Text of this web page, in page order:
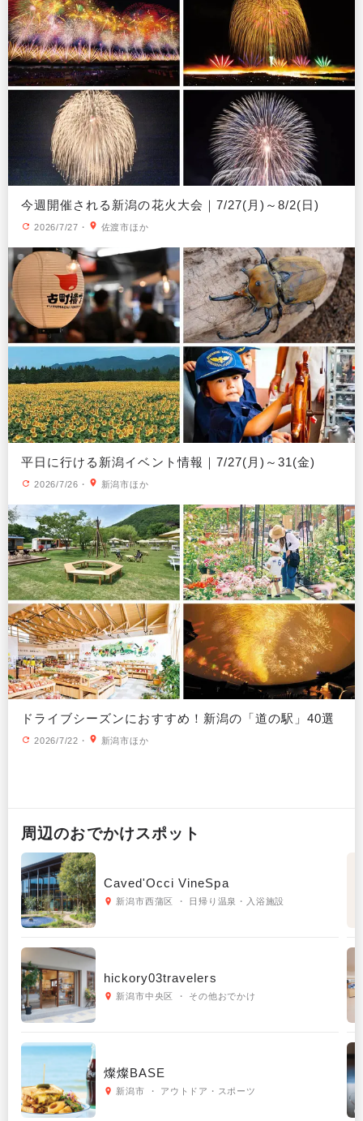
今週開催される新潟の花火大会｜7/27(月)～8/2(日)
2026/7/27 ・ 佐渡市ほか
平日に行ける新潟イベント情報｜7/27(月)～31(金)
2026/7/26 ・ 新潟市ほか
ドライブシーズンにおすすめ！新潟の「道の駅」40選
2026/7/22 ・ 新潟市ほか
周辺のおでかけスポット
Caved'Occi VineSpa
新潟市西蒲区 ・ 日帰り温泉・入浴施設
hickory03travelers
新潟市中央区 ・ その他おでかけ
燦燦BASE
新潟市 ・ アウトドア・スポーツ